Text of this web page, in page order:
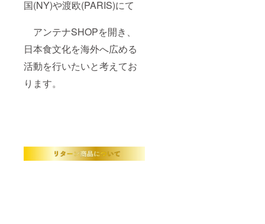
国(NY)や渡欧(PARIS)にて
アンテナSHOPを開き、
日本食文化を海外へ広める
活動を行いたいと考えてお
ります。